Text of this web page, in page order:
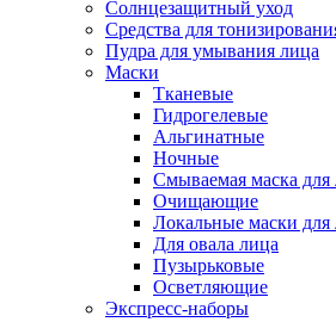
Солнцезащитный уход
Средства для
Пудра для умывания лица
Маски
Тканевые
Гидрогелевые
Альгинатные
Ночные
Смываемая маска для
Очищающие
Локальные маски для
Для овала лица
Пузырьковые
Осветляющие
Экспресс-наборы